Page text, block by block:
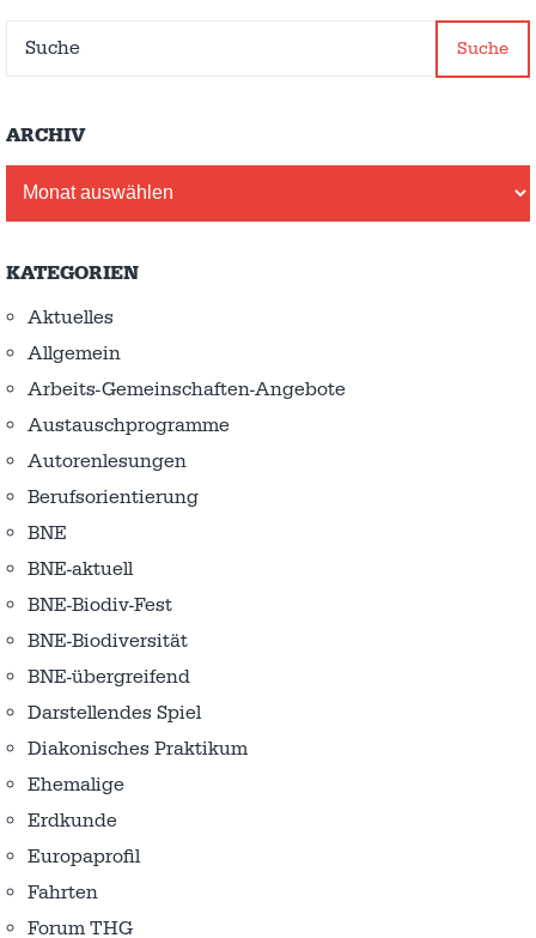
Suche
ARCHIV
KATEGORIEN
Aktuelles
Allgemein
Arbeits-Gemeinschaften-Angebote
Austausch­programme
Autorenlesungen
Berufsorientierung
BNE
BNE-aktuell
BNE-Biodiv-Fest
BNE-Biodiversität
BNE-übergreifend
Darstellendes Spiel
Diakonisches Praktikum
Ehemalige
Erdkunde
Europaprofil
Fahrten
Forum THG